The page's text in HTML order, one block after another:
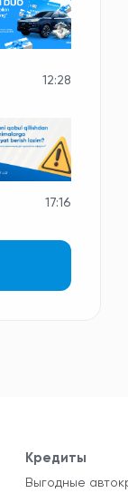
12:28
17:16
Кредиты
Выгодные